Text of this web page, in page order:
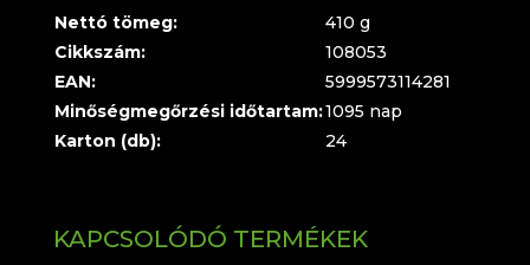
Nettó tömeg:
410 g
Cikkszám:
108053
EAN:
5999573114281
Minőségmegőrzési időtartam:1095 nap
Karton (db):
24
KAPCSOLÓDÓ TERMÉKEK